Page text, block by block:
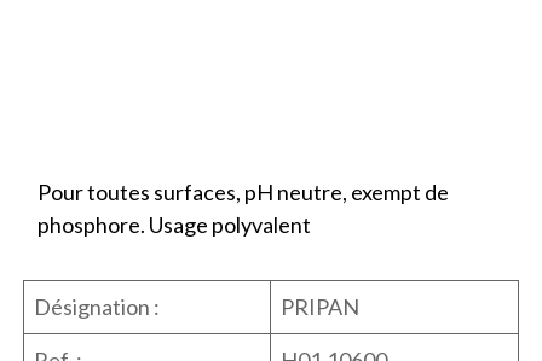
Pour toutes surfaces, pH neutre, exempt de
phosphore. Usage polyvalent
Désignation :
PRIPAN